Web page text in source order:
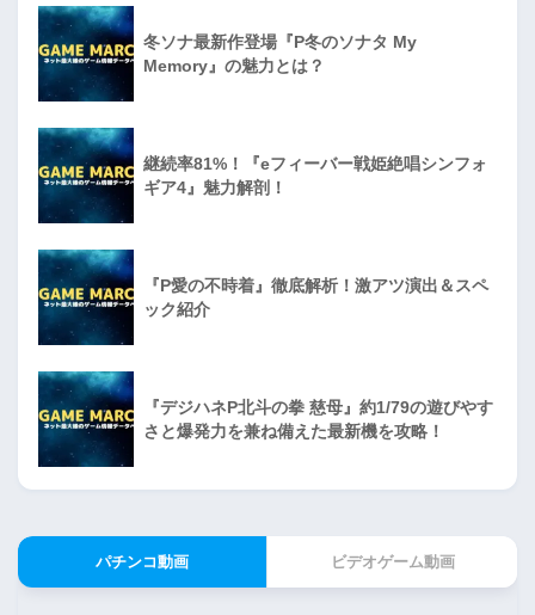
冬ソナ最新作登場『P冬のソナタ My
Memory』の魅力とは？
継続率81%！『eフィーバー戦姫絶唱シンフォ
ギア4』魅力解剖！
『P愛の不時着』徹底解析！激アツ演出＆スペ
ック紹介
『デジハネP北斗の拳 慈母』約1/79の遊びやす
さと爆発力を兼ね備えた最新機を攻略！
パチンコ動画 ビデオゲーム動画